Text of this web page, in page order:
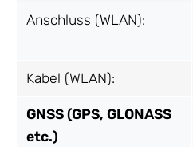
Anschluss (WLAN):
Kabel (WLAN):
GNSS (GPS, GLONASS
etc.)